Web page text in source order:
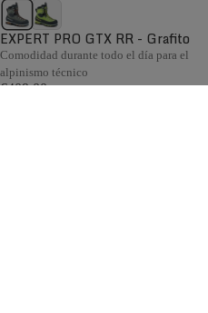
EXPERT PRO GTX RR - Grafito
Comodidad durante todo el día para el
alpinismo técnico
€409,00